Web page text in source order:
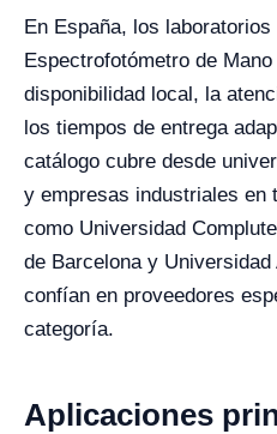
En España, los
Espectrofotómetro de
disponibilidad local, la
los tiempos de entrega
catálogo cubre desde
y empresas industriales en
como Universidad
de Barcelona y
confían en proveedores
categoría.
Aplicaciones